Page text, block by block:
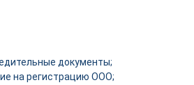
документы;
на регистрацию ООО;